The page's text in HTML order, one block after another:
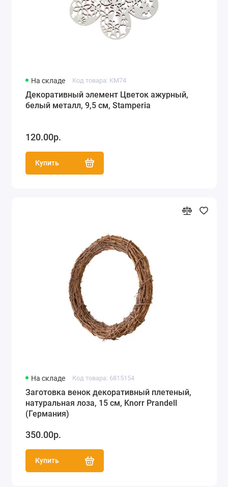
На складе Код товара: KM74
Декоративный элемент Цветок ажурный,
белый металл, 9,5 см, Stamperia
120.00р.
Купить
На складе Код товара: 6815154
Заготовка венок декоративный плетеный,
натуральная лоза, 15 см, Knorr Prandell
(Германия)
350.00р.
Купить